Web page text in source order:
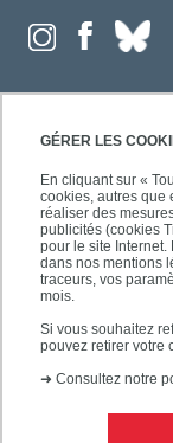
GÉRER LES
En cliquant sur «
cookies, autres que
réaliser des
publicités (cookies
pour le site
dans nos mentions
traceurs, vos
mois.
Si vous souhaitez
pouvez retirer votre
➜ Consultez notre